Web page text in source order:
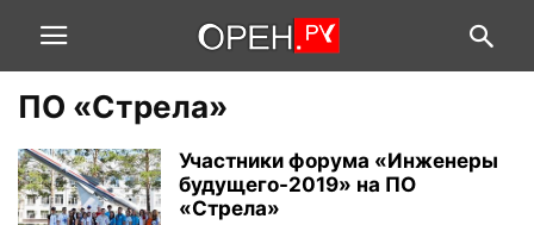
ПО «Стрела»
Участники форума «Инженеры
будущего-2019» на ПО
«Стрела»